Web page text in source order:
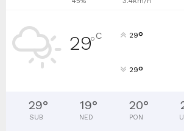
29°C 29°
29°
29°
SUB
19°
NED
20°
PON